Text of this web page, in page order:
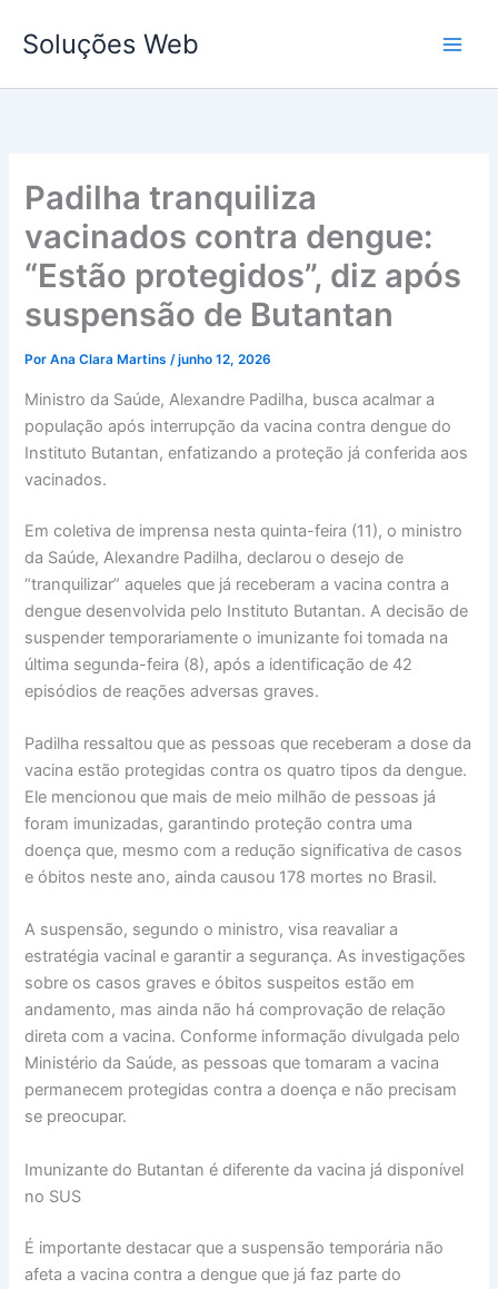
para
conteúdo
Soluções Web
Padilha tranquiliza
vacinados contra dengue:
“Estão protegidos”, diz após
suspensão de Butantan
PorAna Clara Martins/junho 12, 2026
Ministro da Saúde, Alexandre Padilha, busca acalmar a
população após interrupção da vacina contra dengue do
Instituto Butantan, enfatizando a proteção já conferida aos
vacinados.
Em coletiva de imprensa nesta quinta-feira (11), o ministro
da Saúde, Alexandre Padilha, declarou o desejo de
“tranquilizar” aqueles que já receberam a vacina contra a
dengue desenvolvida pelo Instituto Butantan. A decisão de
suspender temporariamente o imunizante foi tomada na
última segunda-feira (8), após a identificação de 42
episódios de reações adversas graves.
Padilha ressaltou que as pessoas que receberam a dose da
vacina estão protegidas contra os quatro tipos da dengue.
Ele mencionou que mais de meio milhão de pessoas já
foram imunizadas, garantindo proteção contra uma
doença que, mesmo com a redução significativa de casos
e óbitos neste ano, ainda causou 178 mortes no Brasil.
A suspensão, segundo o ministro, visa reavaliar a
estratégia vacinal e garantir a segurança. As investigações
sobre os casos graves e óbitos suspeitos estão em
andamento, mas ainda não há comprovação de relação
direta com a vacina. Conforme informação divulgada pelo
Ministério da Saúde, as pessoas que tomaram a vacina
permanecem protegidas contra a doença e não precisam
se preocupar.
Imunizante do Butantan é diferente da vacina já disponível
no SUS
É importante destacar que a suspensão temporária não
afeta a vacina contra a dengue que já faz parte do